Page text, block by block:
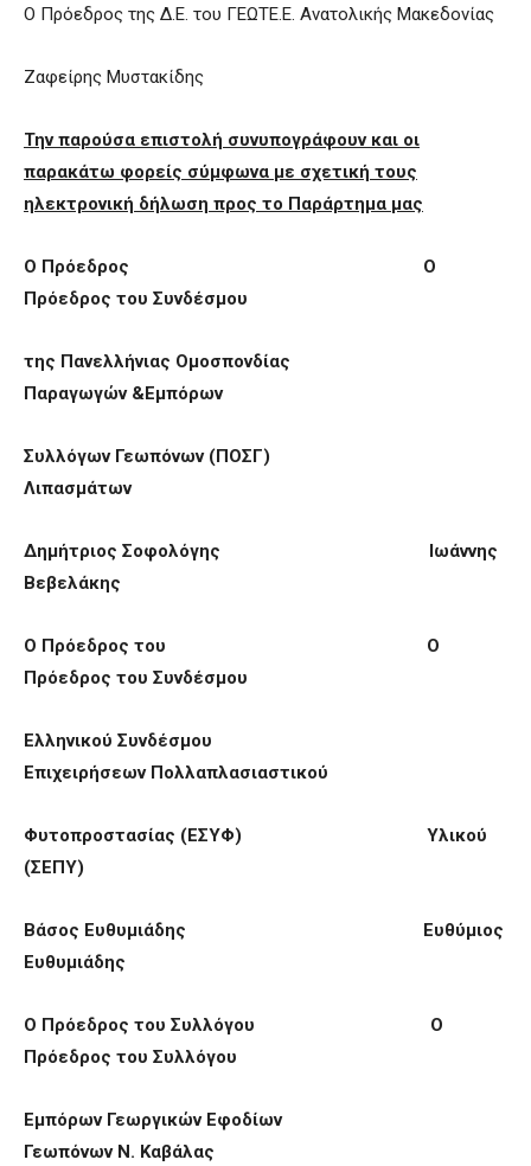
Ο Πρόεδρος της Δ.Ε. του ΓΕΩΤΕ.Ε. Ανατολικής Μακεδονίας
Ζαφείρης Μυστακίδης
Την παρούσα επιστολή συνυπογράφουν και οι
παρακάτω φορείς σύμφωνα με σχετική τους
ηλεκτρονική δήλωση προς το Παράρτημα μας
Ο Πρόεδρος Ο
Πρόεδρος του Συνδέσμου
της Πανελλήνιας Ομοσπονδίας
Παραγωγών &Εμπόρων
Συλλόγων Γεωπόνων (ΠΟΣΓ)
Λιπασμάτων
Δημήτριος Σοφολόγης Ι ωάννης
Βεβελάκης
Ο Πρόεδρος του Ο
Πρόεδρος του Συνδέσμου
Ελληνικού Συνδέσμου
Επιχειρήσεων Πολλαπλασιαστικού
Φυτοπροστασίας (ΕΣΥΦ) Υλικού
(ΣΕΠΥ)
Βάσος Ευθυμιάδης
Ευθύμιος
Ευθυμιάδης
Ο Πρόεδρος του Συλλόγου Ο
Πρόεδρος του Συλλόγου
Εμπόρων Γεωργικών Εφοδίων
Γεωπόνων Ν. Καβάλας